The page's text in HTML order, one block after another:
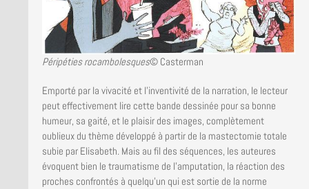
Péripéties rocambolesques© Casterman
Emporté par la vivacité et l’inventivité de la narration, le lecteur
peut effectivement lire cette bande dessinée pour sa bonne
humeur, sa gaité, et le plaisir des images, complètement
oublieux du thème développé à partir de la mastectomie totale
subie par Elisabeth. Mais au fil des séquences, les auteures
évoquent bien le traumatisme de l’amputation, la réaction des
proches confrontés à quelqu’un qui est sortie de la norme